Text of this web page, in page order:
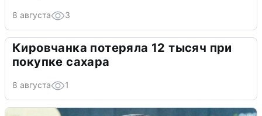
8 августа 3
Кировчанка потеряла 12 тысяч при
покупке сахара
8 августа 1